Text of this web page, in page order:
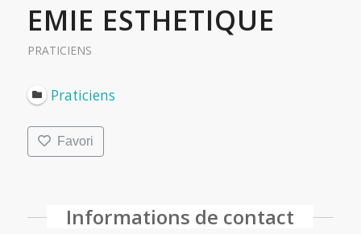
EMIE ESTHETIQUE
PRATICIENS
Praticiens
Favori
Informations de contact